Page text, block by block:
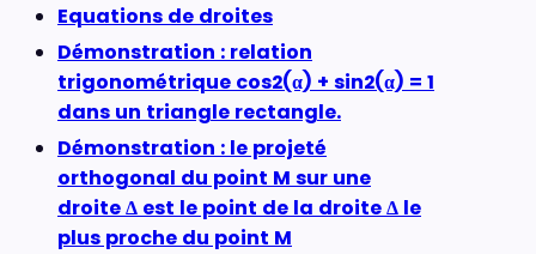
Equations de droites
Démonstration : relation
trigonométrique cos2(α) + sin2(α) = 1
dans un triangle rectangle.
Démonstration : le projeté
orthogonal du point M sur une
droite Δ est le point de la droite Δ le
plus proche du point M